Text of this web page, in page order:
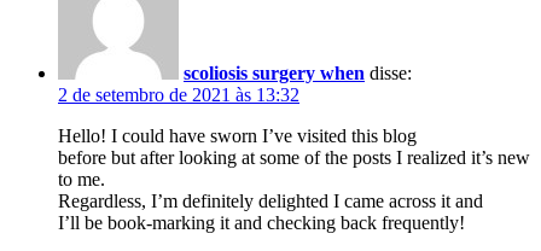
scoliosis surgery when disse:
2 de setembro de 2021 às 13:32
Hello! I could have sworn I’ve visited this blog
before but after looking at some of the posts I realized it’s new
to me.
Regardless, I’m definitely delighted I came across it and
I’ll be book-marking it and checking back frequently!